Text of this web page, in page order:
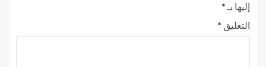
إليها بـ *
التعليق *